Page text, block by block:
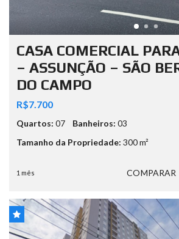
CASA COMERCIAL
– ASSUNÇÃO – SÃO
DO CAMPO
R$7.700
Quartos: 07 Banheiros: 03
Tamanho da Propriedade: 300 m²
1 mês COMPARAR